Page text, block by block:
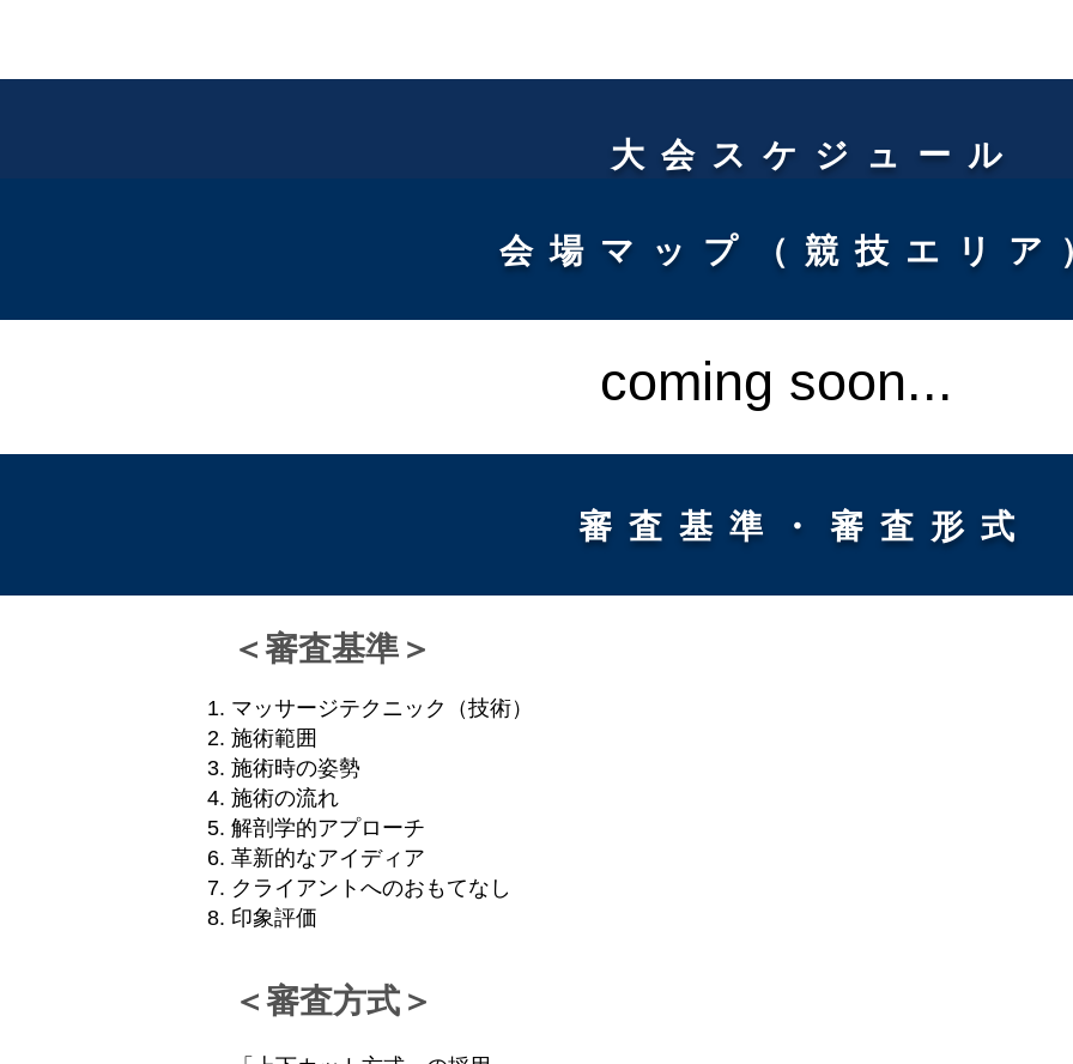
大会スケジュール
会場マップ（競技エリア
coming soon...
​審査基準・審査形式
＜審査基準＞
マッサージテクニック（技術）
施術範囲
施術時の姿勢
施術の流れ
解剖学的アプローチ
革新的なアイディア
クライアントへのおもてなし
印象評価
＜審査方式＞